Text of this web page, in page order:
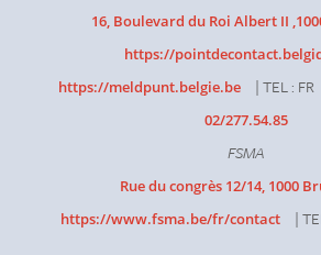
16, Boulevard du Roi Albert II
https://
https://meldpunt.belgie.be | TEL : FR
02/277.54.85
FSMA
Rue du congrès 12/14, 1000
https://www.fsma.be/fr/contact |